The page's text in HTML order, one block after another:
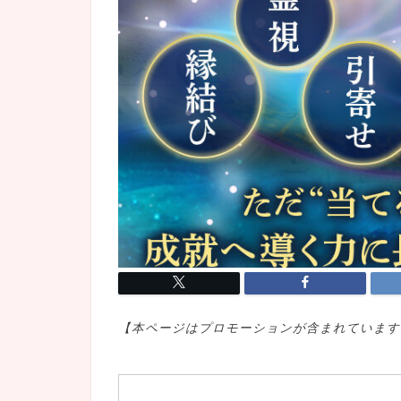
【本ページはプロモ ーションが含まれていま